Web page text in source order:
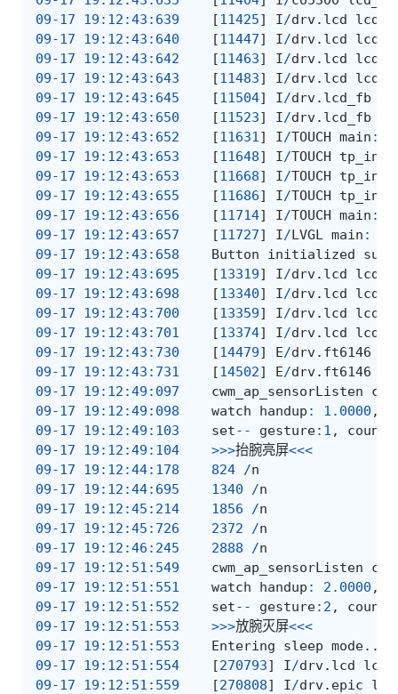
09-17
19 : 12 :43 : 639 [11425] I/drv. lcd
09-17
19 : 12 :43 : 640 [11447] I/drv. lcd
09-17
19 : 12 :43 : 642 [11463] I/drv. lcd
09-17
19 : 12 :43 : 643 [11483] I/drv. lcd
09-17
19 : 12 :43 : 645 [11504] I/drv. lcd_fb
09-17
19 : 12 :43 : 650 [11523] I/drv. lcd_fb
09-17
19 : 12 :43 : 652 [11631 ] I/TOUCH main :
09-17
19 : 12 :43 : 653 [11648] I/TOUCH tp_init
09-17
19 : 12 :43 : 653 [11668] I/TOUCH tp_init
09-17
19 : 12 :43 : 655 [11686] I/TOUCH tp_init
09-17
19 : 12 :43 : 656 [11714] I/TOUCH main :
09-17
19 : 12 :43 : 657 [11727] I/LVGL main :
09-17
19 : 12 :43 : 658 Button initialized
09-17
19 : 12 :43 : 695 [13319] I/drv. lcd
09-17
19 : 12 :43 : 698 [13340] I/drv. lcd
09-17
19 : 12 :43 : 700 [13359] I/drv. lcd
09-17
19 : 12 :43 : 701 [13374] I/drv. lcd
09-17
19 : 12 :43 : 730 [14479] E/drv. ft6146
09-17
19 : 12 :43 : 731 [14502] E/drv. ft6146
09-17
19 : 12 :49 : 097 cwm_ap_sensorListen
09-17
19 : 12 :49 : 098 watch handup : 1.0000 ,
09-17
19 : 12 :49 : 103 set-- gesture: 1 ,
09-17
19 : 12 :49 : 104 >>>抬腕亮屏<<<
09-17
19 : 12 :44: 178 824 /n
09-17
19 : 12 :44: 695 1340 /n
09-17
19 : 12 :45 : 214 1856 /n
09-17
19 : 12 :45 : 726 2372 /n
09-17
19 : 12 :46 : 245 2888 /n
09-17
19 : 12 : 51 : 549 cwm_ap_sensorListen
09-17
19 : 12 : 51 : 551 watch handup : 2.0000 ,
09-17
19 : 12 : 51 : 552 set-- gesture: 2 ,
09-17
19 : 12 : 51 : 553 >>>放腕灭屏<<<
09-17
19 : 12 : 51 : 553 Entering sleep mode...
09-17
19 : 12 : 51 : 554 [270793] I/drv. lcd
09-17
19 : 12 : 51 : 559 [270808] I/drv. epic